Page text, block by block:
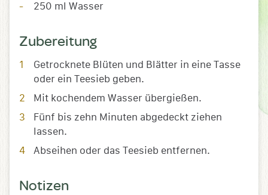
250 ml Wasser
Zubereitung
Getrocknete Blüten und Blätter in eine Tasse
oder ein Teesieb geben.
Mit kochendem Wasser übergießen.
Fünf bis zehn Minuten abgedeckt ziehen
lassen.
Abseihen oder das Teesieb entfernen.
Notizen